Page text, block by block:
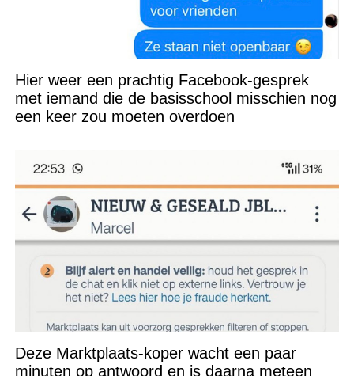
Hier weer een prachtig Facebook-gesprek
met iemand die de basisschool misschien nog
een keer zou moeten overdoen
Deze Marktplaats-koper wacht een paar
minuten op antwoord en is daarna meteen